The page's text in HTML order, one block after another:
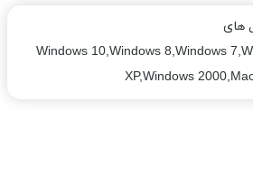
های
Windows 10,Windows 8,Windows
XP,Windows